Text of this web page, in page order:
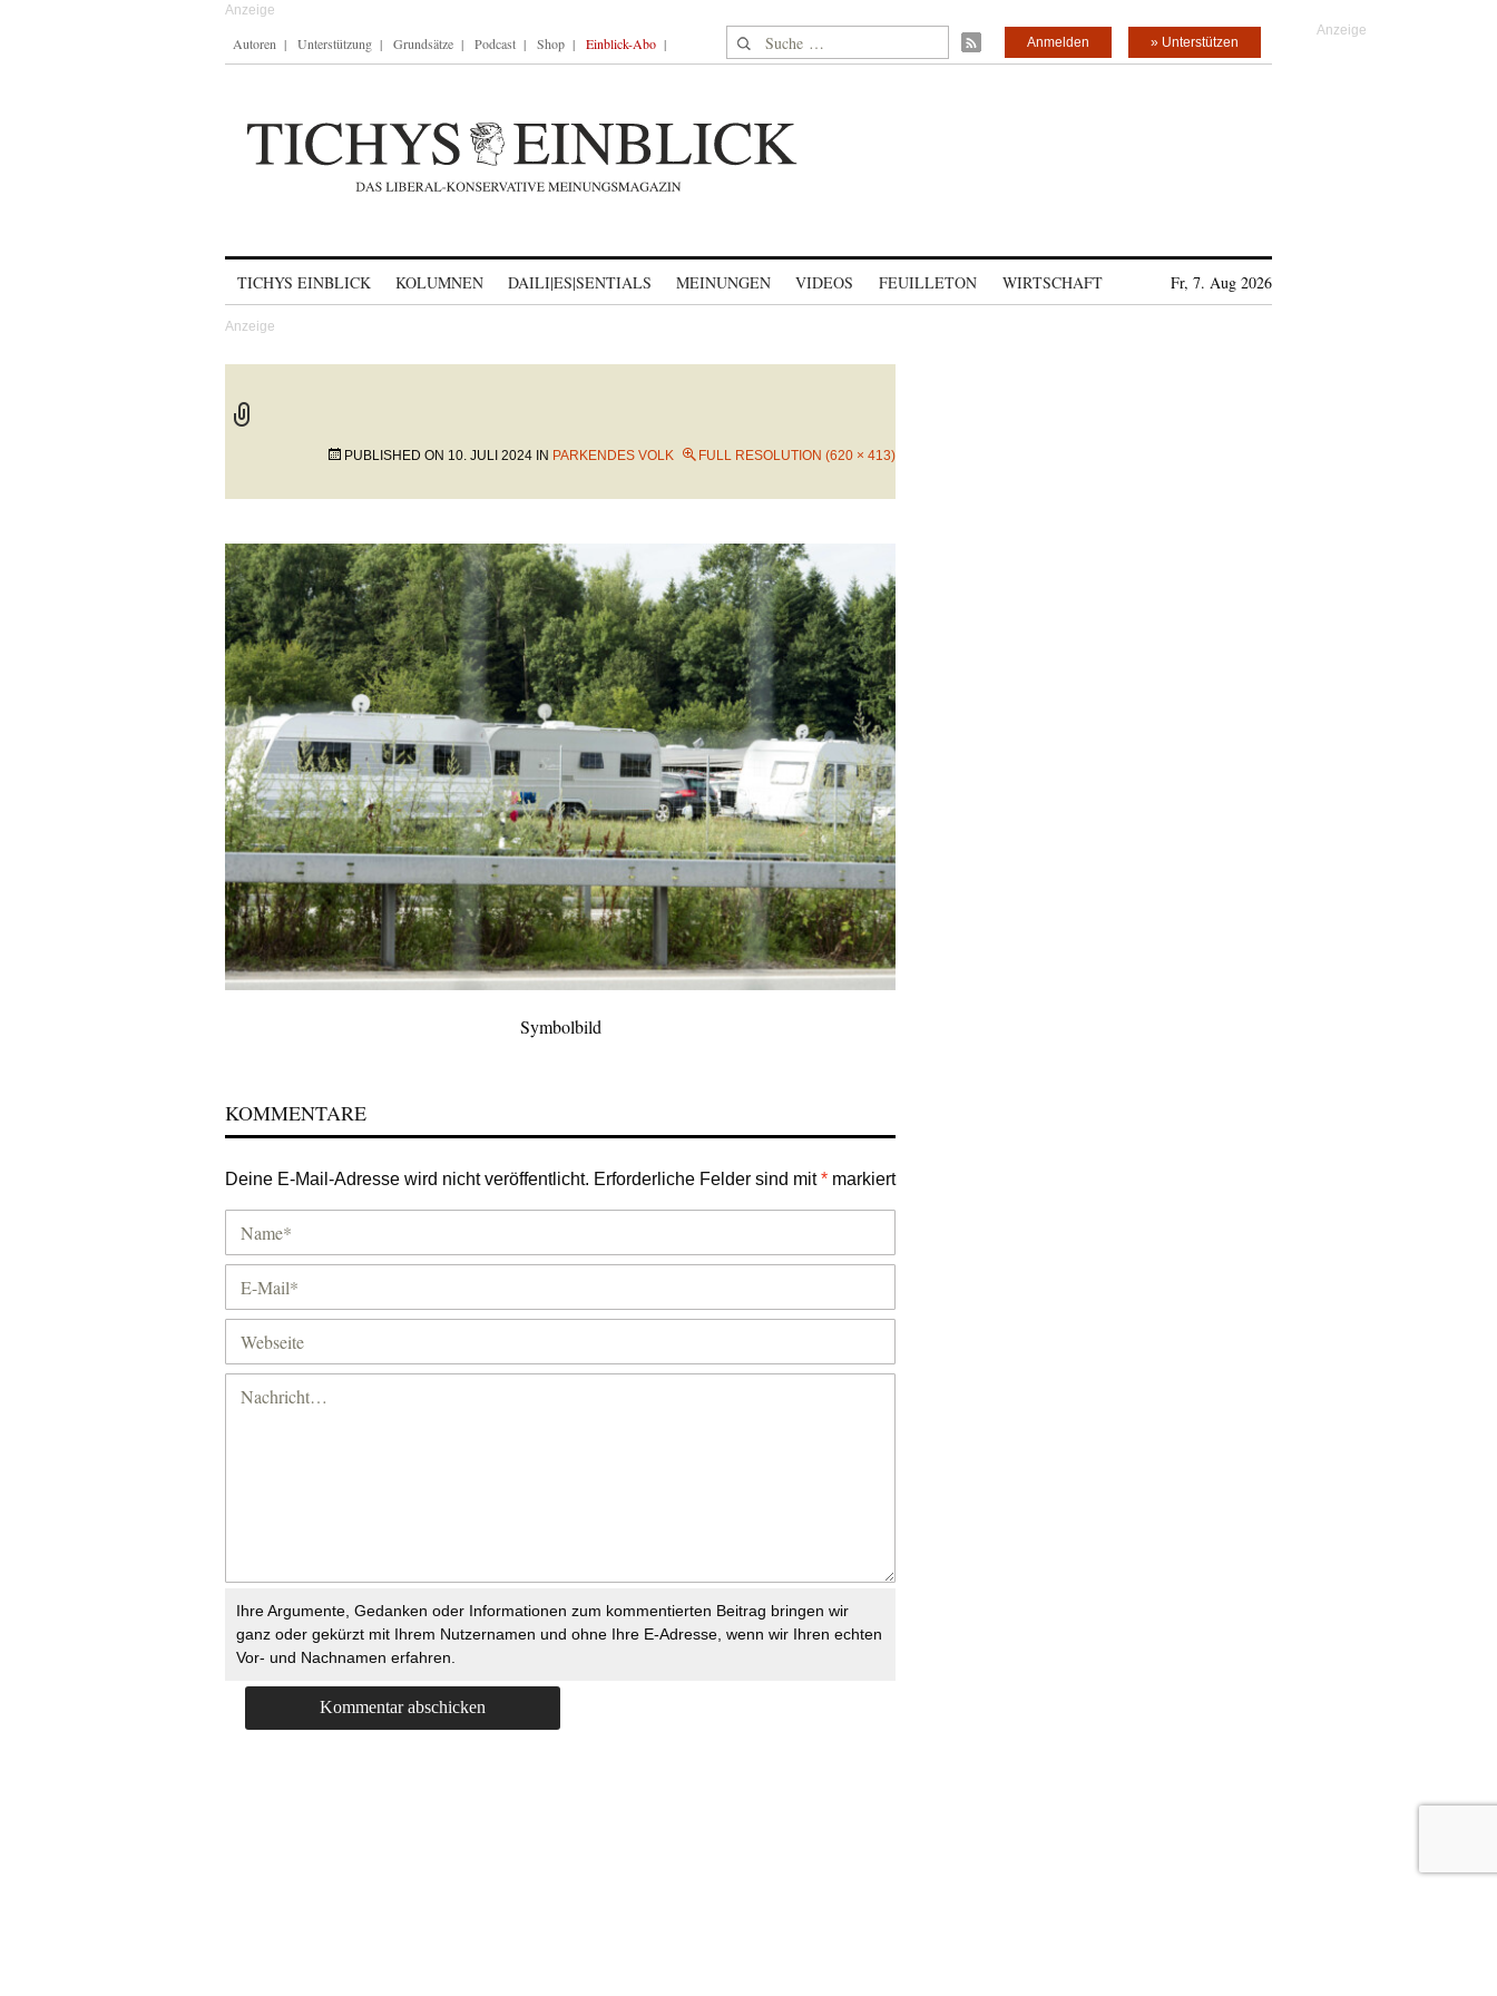
Autoren Unterstützung Grundsätze Podcast Shop Einblick-Abo Suche nach: » Unterstützen
Anmelden
TICHYS EINBLICK KOLUMNEN DAILI|ES|SENTIALS MEINUNGEN VIDEOS FEUILLETON WIRTSCHAFT Fr, 7. Aug 2026
PUBLISHED ON 10. JULI 2024 IN PARKENDES VOLK FULL RESOLUTION (620 × 413)
Symbolbild
KOMMENTARE
Deine E-Mail-Adresse wird nicht veröffentlicht. Erforderliche Felder sind mit* markiert
Ihre Argumente, Gedanken oder Informationen zum kommentierten Beitrag bringen wir
ganz oder gekürzt mit Ihrem Nutzernamen und ohne Ihre E-Adresse, wenn wir Ihren echten
Vor- und Nachnamen erfahren.